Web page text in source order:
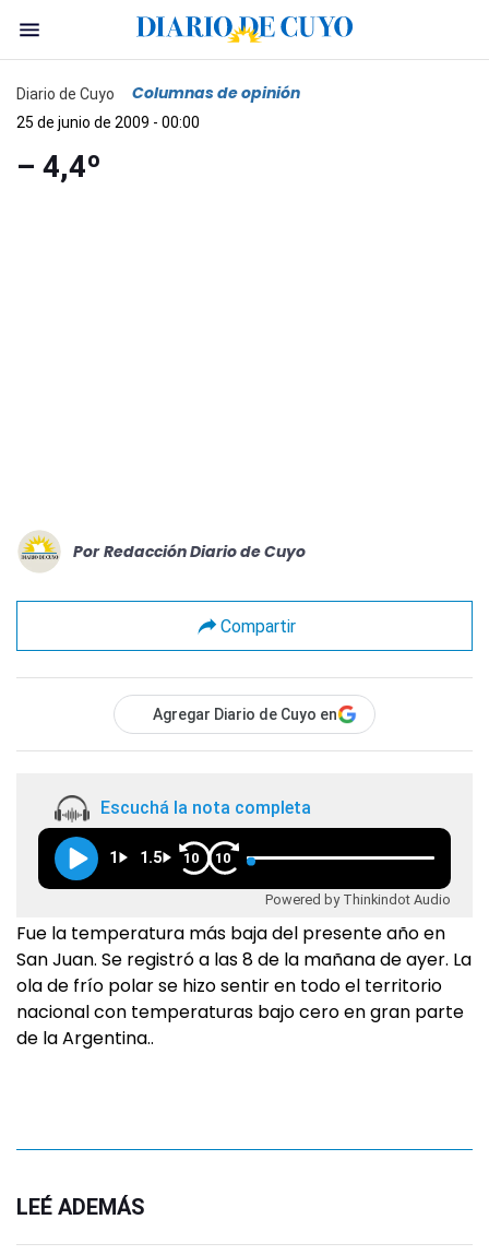
Diario de Cuyo Columnas de opinión
25 de junio de 2009 - 00:00
– 4,4º
Por Redacción Diario de Cuyo
Compartir
Agregar Diario de Cuyo en
Escuchá la nota completa
1 1.5 10 10
Powered by Thinkindot Audio
Fue la temperatura más baja del presente año en
San Juan. Se registró a las 8 de la mañana de ayer. La
ola de frío polar se hizo sentir en todo el territorio
nacional con temperaturas bajo cero en gran parte
de la Argentina..
LEÉ ADEMÁS